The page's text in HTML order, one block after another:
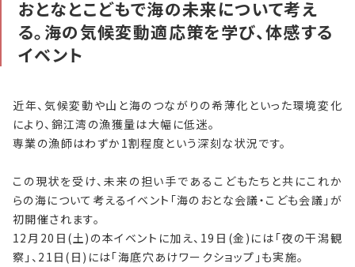
特集
運営会社
プライバシーポリシー
特定商取引法に基づく表記
おとなとこどもで海の未来について考え
る。海の気候変動適応策を学び、体感する
イベント
近年、気候変動や山と海のつながりの希薄化といった環境変化
により、錦江湾の漁獲量は大幅に低迷。
専業の漁師はわずか1割程度という深刻な状況です。
この現状を受け、未来の担い手であるこどもたちと共にこれか
らの海について考えるイベント「海のおとな会議・こども会議」が
初開催されます。
12月20日(土)の本イベントに加え、19日(金)には「夜の干潟観
察」、21日(日)には「海底穴あけワークショップ」も実施。